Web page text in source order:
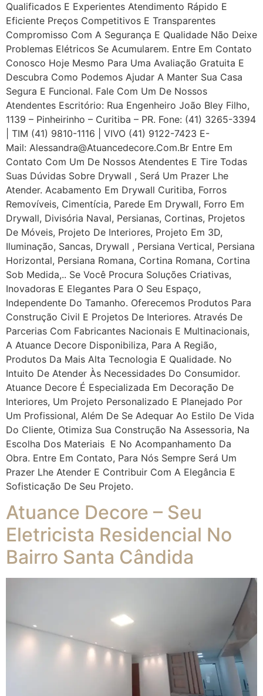
Qualificados E Experientes Atendimento Rápido E
Eficiente Preços Competitivos E Transparentes
Compromisso Com A Segurança E Qualidade Não Deixe
Problemas Elétricos Se Acumularem. Entre Em Contato
Conosco Hoje Mesmo Para Uma Avaliação Gratuita E
Descubra Como Podemos Ajudar A Manter Sua Casa
Segura E Funcional. Fale Com Um De Nossos
Atendentes Escritório: Rua Engenheiro João Bley Filho,
1139 – Pinheirinho – Curitiba – PR. Fone: (41) 3265-3394
| TIM (41) 9810-1116 | VIVO (41) 9122-7423 E-
Mail: Alessandra@atuancedecore.com.br Entre Em
Contato Com Um De Nossos Atendentes E Tire Todas
Suas Dúvidas Sobre Drywall ‎, Será Um Prazer Lhe
Atender. Acabamento Em Drywall Curitiba, Forros
Removíveis, Cimentícia, Parede Em Drywall, Forro Em
Drywall, Divisória Naval, Persianas, Cortinas, Projetos
De Móveis, Projeto De Interiores, Projeto Em 3D,
Iluminação, Sancas, Drywall , Persiana Vertical, Persiana
Horizontal, Persiana Romana, Cortina Romana, Cortina
Sob Medida,.. Se Você Procura Soluções Criativas,
Inovadoras E Elegantes Para O Seu Espaço,
Independente Do Tamanho. Oferecemos Produtos Para
Construção Civil E Projetos De Interiores. Através De
Parcerias Com Fabricantes Nacionais E Multinacionais,
A Atuance Decore Disponibiliza, Para A Região,
Produtos Da Mais Alta Tecnologia E Qualidade. No
Intuito De Atender Às Necessidades Do Consumidor.
Atuance Decore É Especializada Em Decoração De
Interiores, Um Projeto Personalizado E Planejado Por
Um Profissional, Além De Se Adequar Ao Estilo De Vida
Do Cliente, Otimiza Sua Construção Na Assessoria, Na
Escolha Dos Materiais E No Acompanhamento Da
Obra. Entre Em Contato, Para Nós Sempre Será Um
Prazer Lhe Atender E Contribuir Com A Elegância E
Sofisticação De Seu Projeto.
Atuance Decore – Seu
Eletricista Residencial No
Bairro Santa Cândida